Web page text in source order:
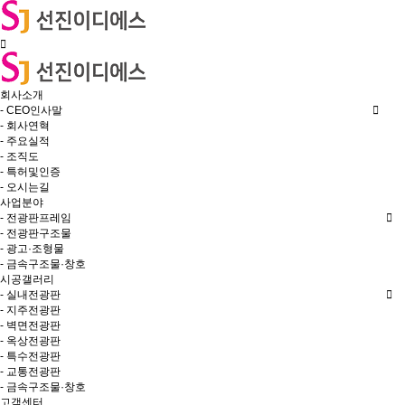
회사소개
- CEO인사말
- 회사연혁
- 주요실적
- 조직도
- 특허및인증
- 오시는길
사업분야
- 전광판프레임
- 전광판구조물
- 광고·조형물
- 금속구조물·창호
시공갤러리
- 실내전광판
- 지주전광판
- 벽면전광판
- 옥상전광판
- 특수전광판
- 교통전광판
- 금속구조물·창호
고객센터